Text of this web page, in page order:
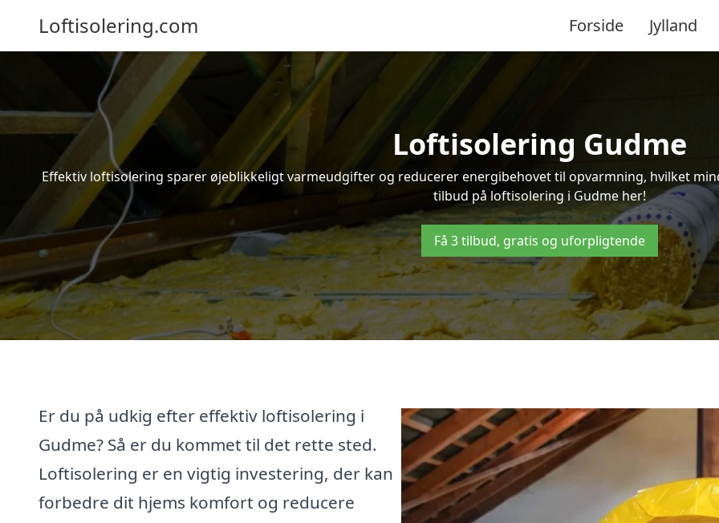
Loftisolering.com Forside Jylland
Loftisolering Gudme
Effektiv loftisolering sparer øjeblikkeligt varmeudgifter og reducerer energibehovet til opvarmning, hvilket
tilbud på loftisolering i Gudme her!
Få 3 tilbud, gratis og uforpligtende
Er du på udkig efter effektiv loftisolering i
Gudme? Så er du kommet til det rette sted.
Loftisolering er en vigtig investering, der kan
forbedre dit hjems komfort og reducere